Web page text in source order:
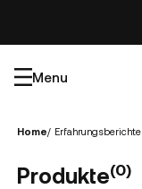
Menu
Home/ Erfahrungsberichte
Produkte(0)